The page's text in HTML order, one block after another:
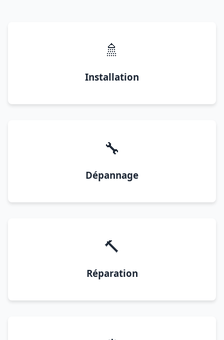
🚿
Installation
🔧
Dépannage
🔨
Réparation